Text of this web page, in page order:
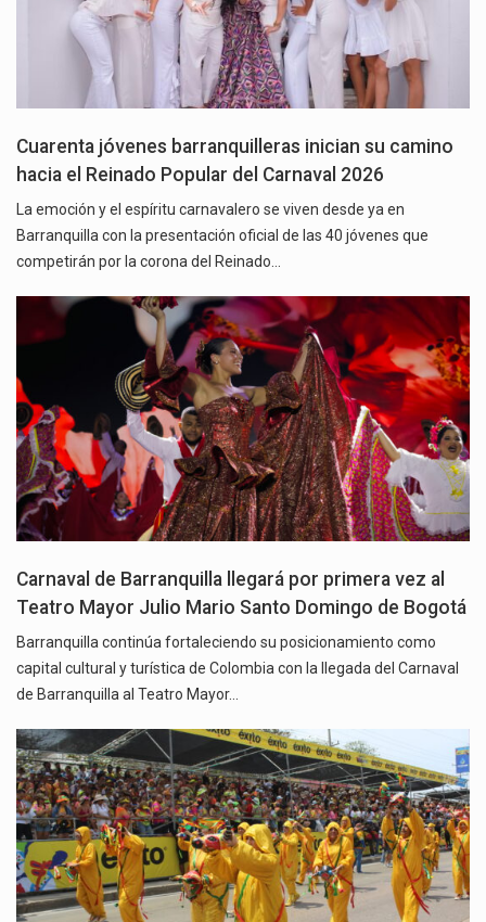
Cuarenta jóvenes barranquilleras inician su camino
hacia el Reinado Popular del Carnaval 2026
La emoción y el espíritu carnavalero se viven desde ya en
Barranquilla con la presentación oficial de las 40 jóvenes que
competirán por la corona del Reinado…
Carnaval de Barranquilla llegará por primera vez al
Teatro Mayor Julio Mario Santo Domingo de Bogotá
Barranquilla continúa fortaleciendo su posicionamiento como
capital cultural y turística de Colombia con la llegada del Carnaval
de Barranquilla al Teatro Mayor…